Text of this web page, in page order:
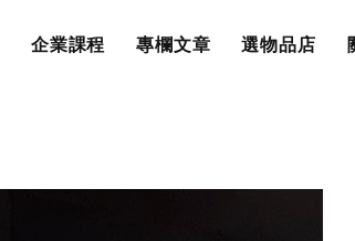
企業課程 專欄文章 選物品店